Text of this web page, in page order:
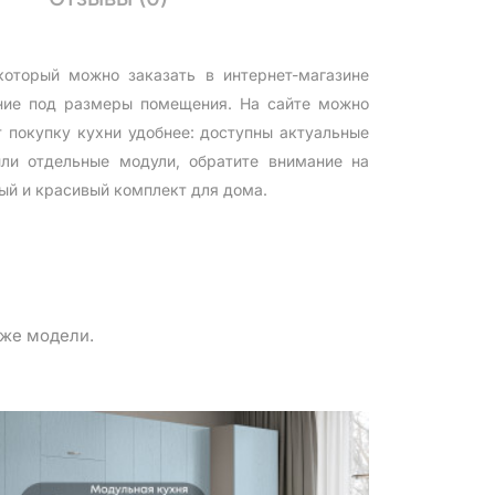
можно заказать в интернет-магазине
под размеры помещения. На сайте можно
кухни удобнее: доступны актуальные
отдельные модули, обратите внимание на
и красивый комплект для дома.
же модели.